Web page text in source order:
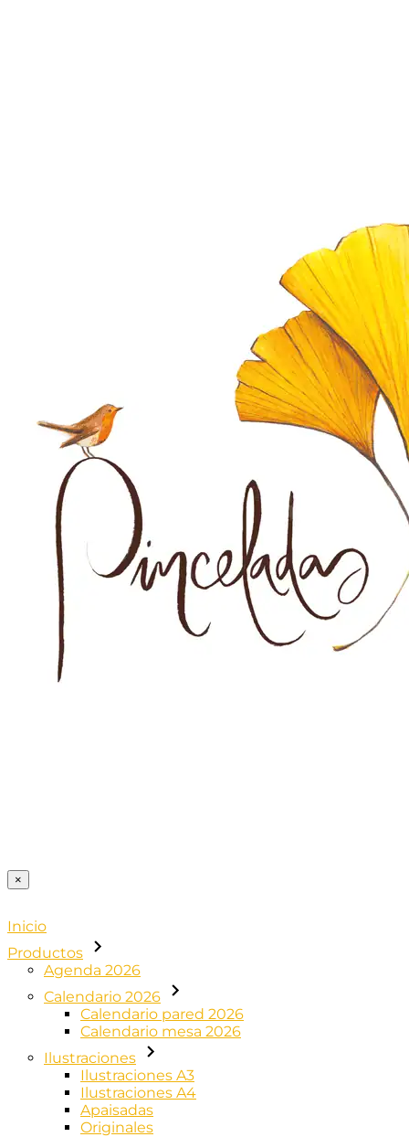
×
Inicio
Productos
Agenda 2026
Calendario 2026
Calendario pared 2026
Calendario mesa 2026
Ilustraciones
Ilustraciones A3
Ilustraciones A4
Apaisadas
Originales